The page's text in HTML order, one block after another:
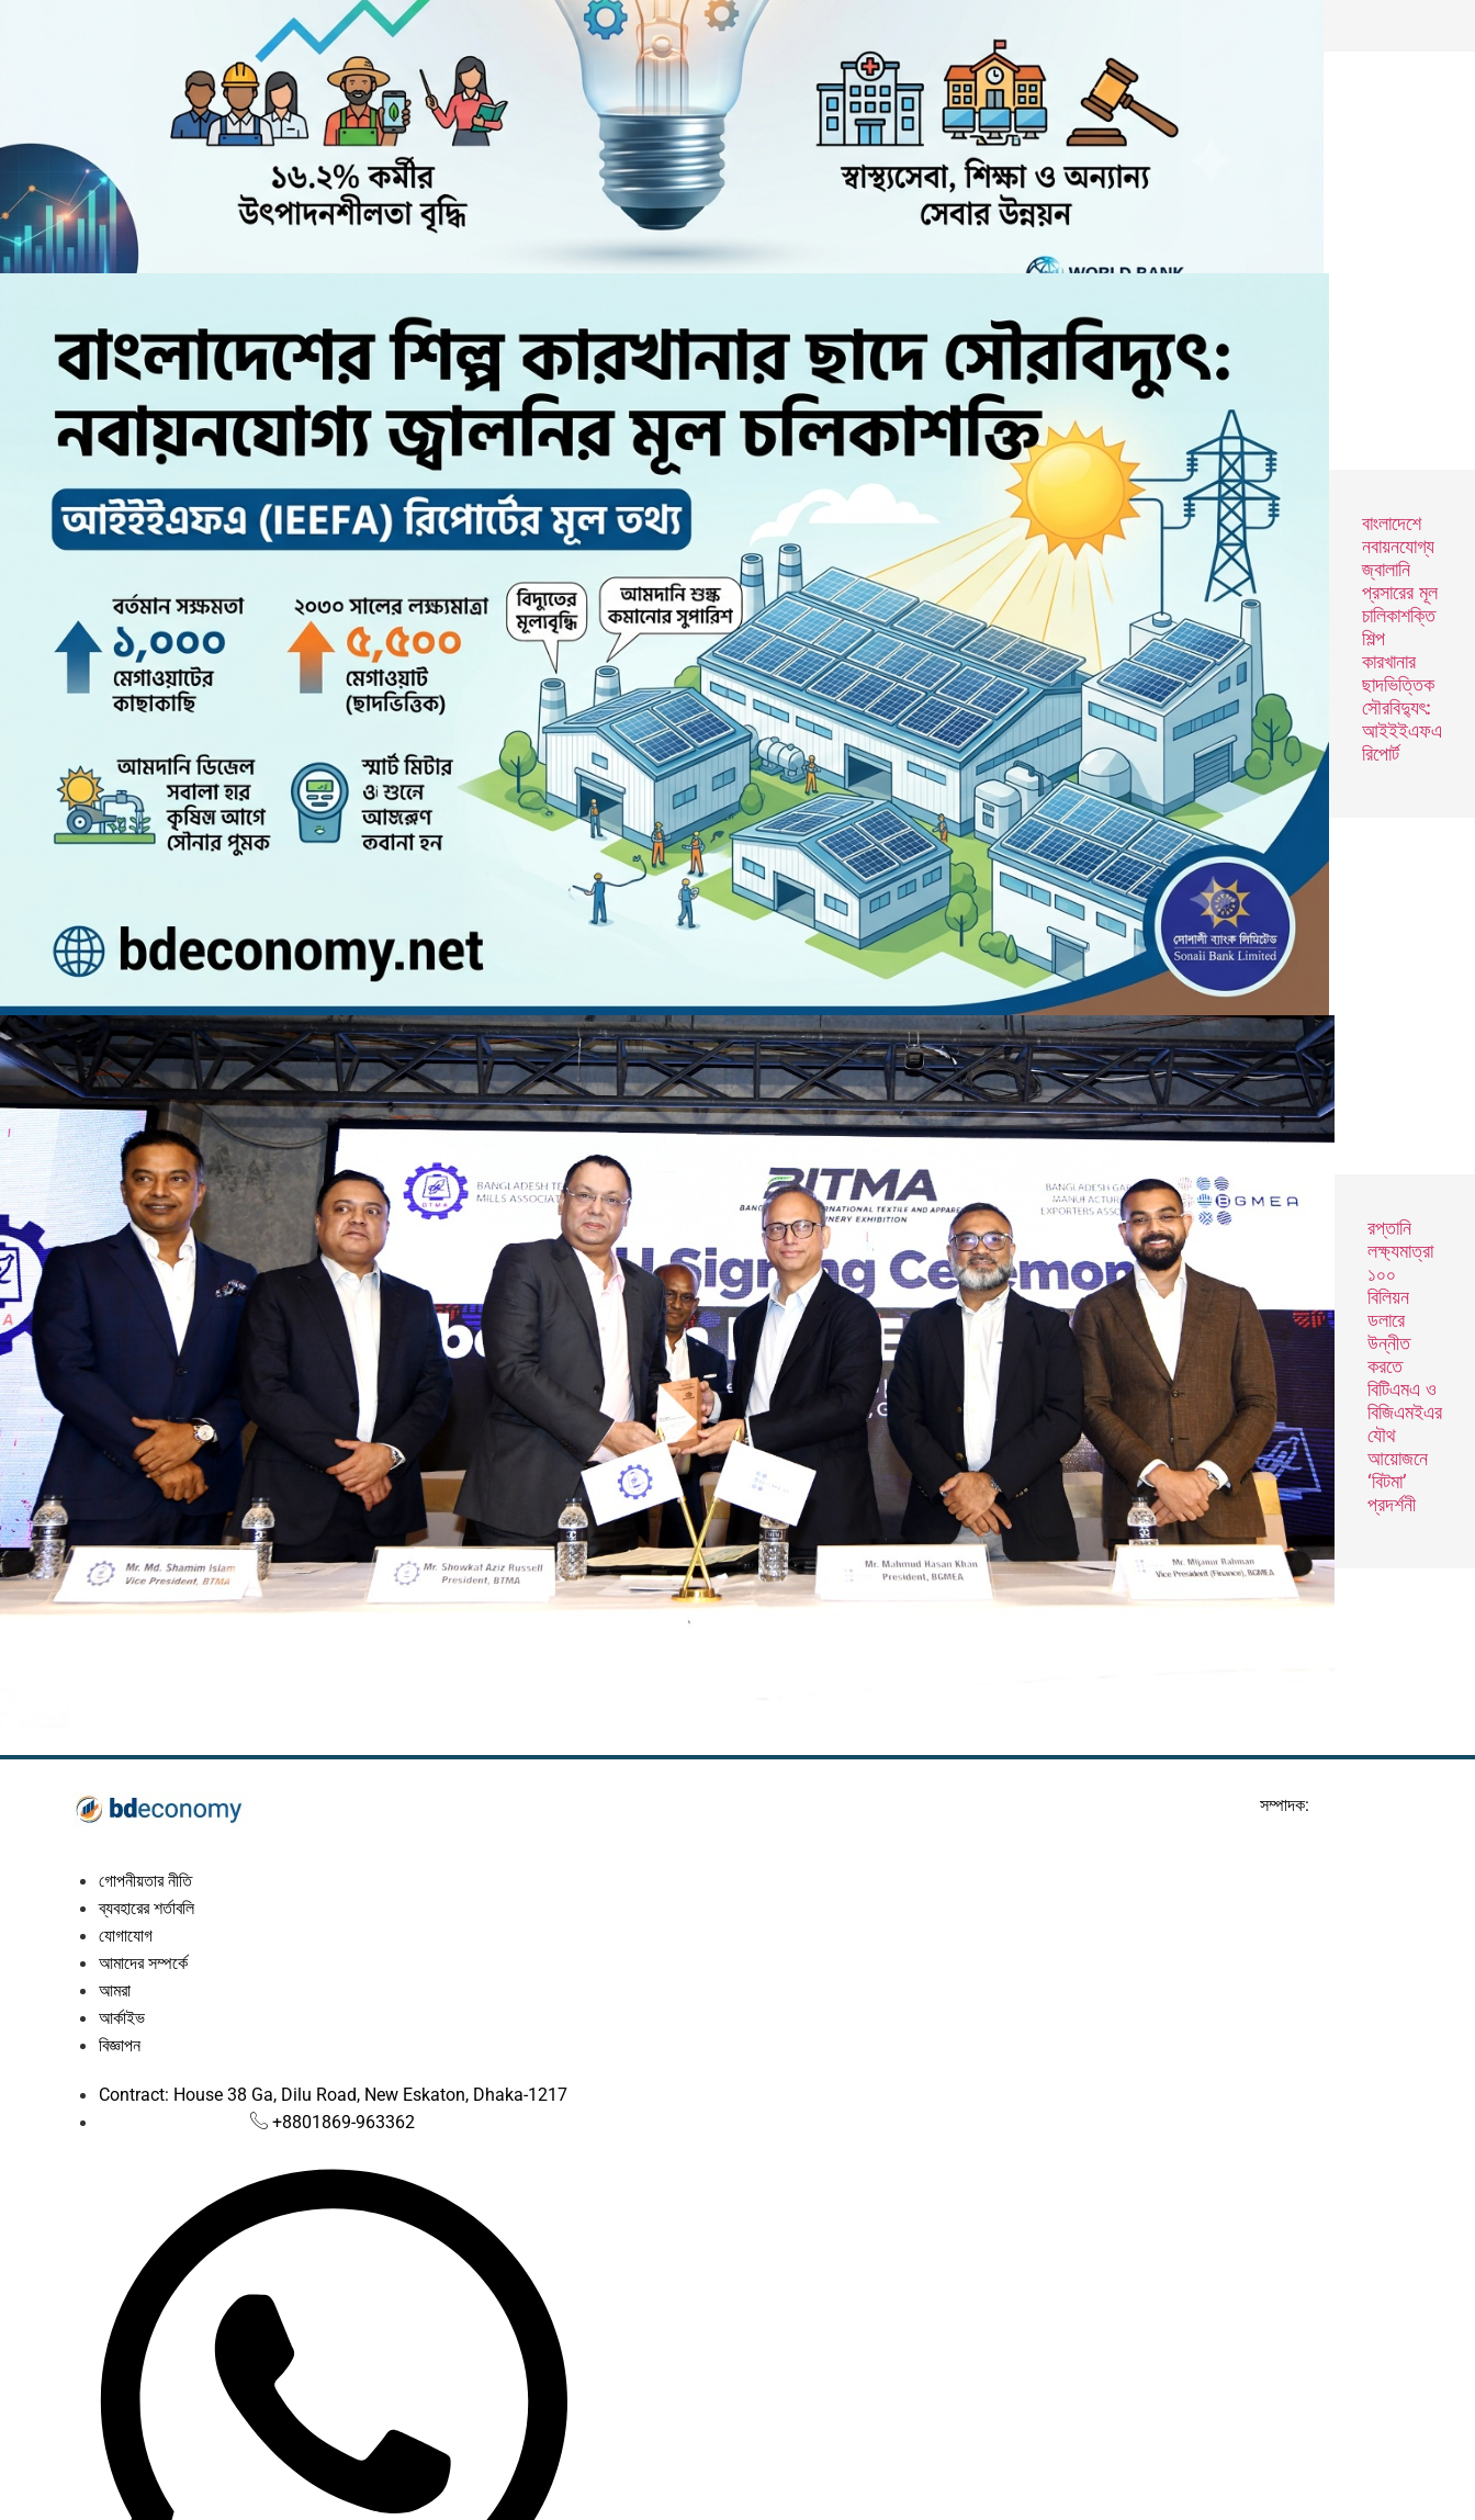
বাংলাদেশে
নবায়নযোগ্য
জ্বালানি
প্রসারের মূল
চালিকাশক্তি
শিল্প
কারখানার
ছাদভিত্তিক
সৌরবিদ্যুৎ:
আইইইএফএ
রিপোর্ট
রপ্তানি
লক্ষ্যমাত্রা
১০০
বিলিয়ন
ডলারে
উন্নীত
করতে
বিটিএমএ ও
বিজিএমইএর
যৌথ
আয়োজনে
‘বিটমা’
প্রদর্শনী
সম্পাদক:
গোপনীয়তার নীতি
ব্যবহারের শর্তাবলি
যোগাযোগ
আমাদের সম্পর্কে
আমরা
আর্কাইভ
বিজ্ঞাপন
Contract: House 38 Ga, Dilu Road, New Eskaton, Dhaka-1217
+8801869-963362